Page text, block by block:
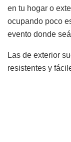
en tu hogar o
ocupando poco
evento donde
Las de exterior
resistentes y